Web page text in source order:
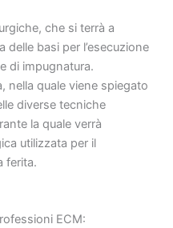
che si terrà a
delle basi per l’esecuzione
di impugnatura.
nella quale viene spiegato
diverse tecniche
la quale verrà
utilizzata per il
ferita.
ECM: